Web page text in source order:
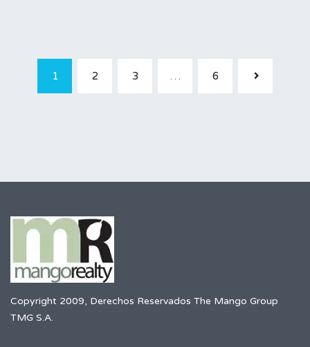
1 2 3 … 6
Copyright 2009, Derechos Reservados The Mango Group
TMG S.A.